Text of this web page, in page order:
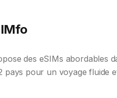
des eSIMs abordables
pays pour un voyage fluide